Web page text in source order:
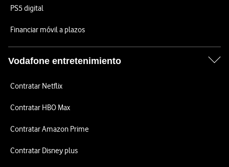
PS5 digital
Financiar móvil a plazos
Vodafone entretenimiento
Contratar Netflix
Contratar HBO Max
Contratar Amazon Prime
Contratar Disney plus